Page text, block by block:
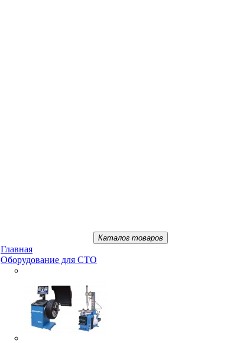
Каталог товаров
Главная
Oбopудoвaниe для CTO